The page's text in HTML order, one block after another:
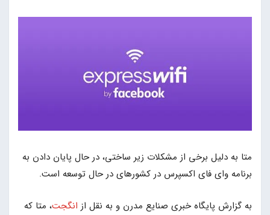
متا به دلیل برخی از مشکلات زیر ساختی، در حال پایان دادن به
برنامه وای فای اکسپرس در کشورهای در حال توسعه است.
به گزارش پایگاه خبری صنایع مدرن و به نقل از انگجت، متا که